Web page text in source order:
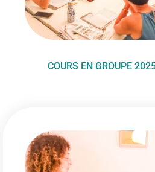
COURS EN GROUPE